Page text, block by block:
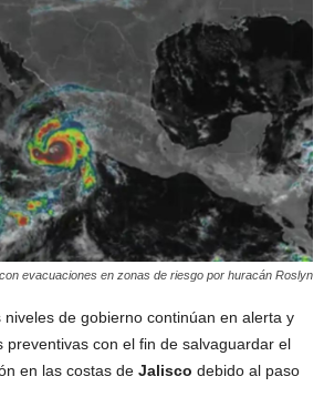
evacuaciones en zonas de riesgo por huracán Roslyn
de gobierno continúan en alerta y
preventivas con el fin de salvaguardar el
en las costas de Jalisco debido al paso